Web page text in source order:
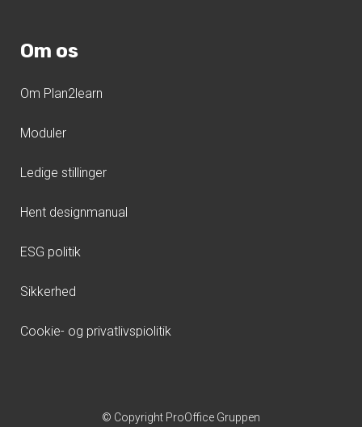
Om os
Om Plan2learn
Moduler
Ledige stillinger
Hent designmanual
ESG politik
Sikkerhed
Cookie- og privatlivspiolitik
© Copyright ProOffice Gruppen